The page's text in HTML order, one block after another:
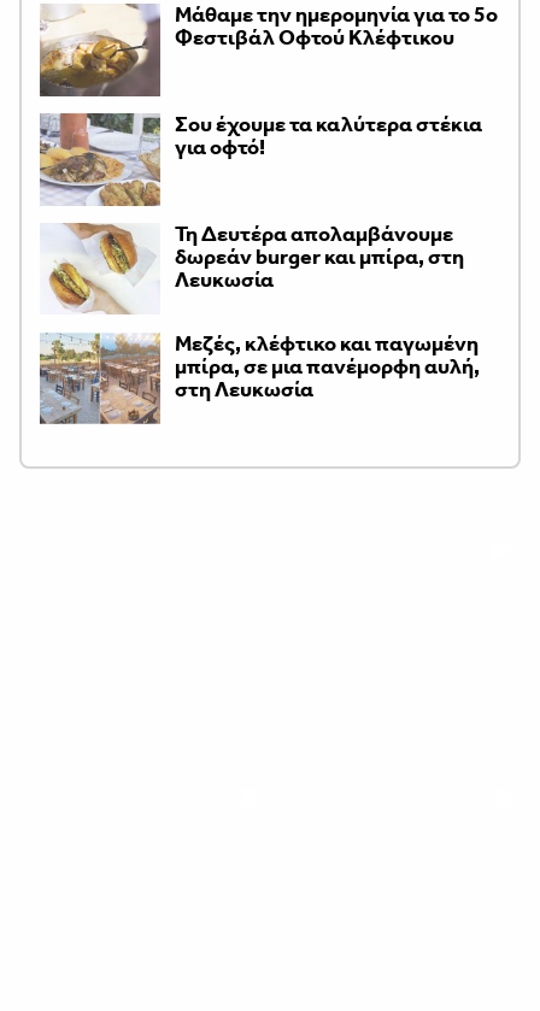
Μάθαμε την ημερομηνία για το 5ο
Φεστιβάλ Οφτού Κλέφτικου
Σου έχουμε τα καλύτερα στέκια
για οφτό!
Τη Δευτέρα απολαμβάνουμε
δωρεάν burger και μπίρα, στη
Λευκωσία
Μεζές, κλέφτικο και παγωμένη
μπίρα, σε μια πανέμορφη αυλή,
στη Λευκωσία